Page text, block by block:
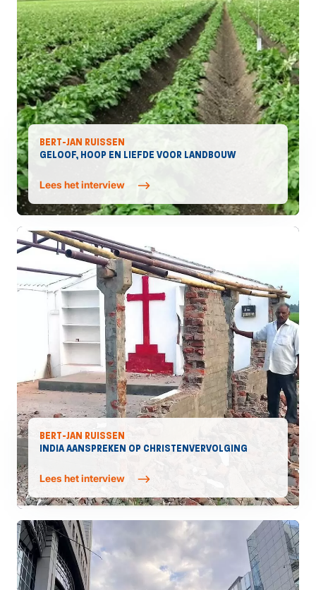
BERT-JAN RUISSEN
GELOOF, HOOP EN LIEFDE VOOR LANDBOUW
Lees het interview
BERT-JAN RUISSEN
INDIA AANSPREKEN OP CHRISTENVERVOLGING
Lees het interview